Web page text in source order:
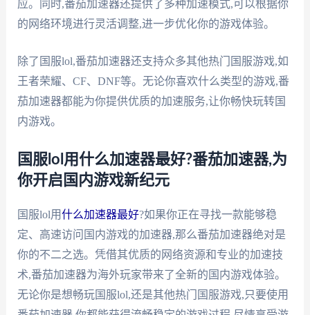
应。同时,番茄加速器还提供了多种加速模式,可以根据你
的网络环境进行灵活调整,进一步优化你的游戏体验。
除了国服lol,番茄加速器还支持众多其他热门国服游戏,如
王者荣耀、CF、DNF等。无论你喜欢什么类型的游戏,番
茄加速器都能为你提供优质的加速服务,让你畅快玩转国
内游戏。
国服lol用什么加速器最好?番茄加速器,为
你开启国内游戏新纪元
国服lol用什么加速器最好?如果你正在寻找一款能够稳
定、高速访问国内游戏的加速器,那么番茄加速器绝对是
你的不二之选。凭借其优质的网络资源和专业的加速技
术,番茄加速器为海外玩家带来了全新的国内游戏体验。
无论你是想畅玩国服lol,还是其他热门国服游戏,只要使用